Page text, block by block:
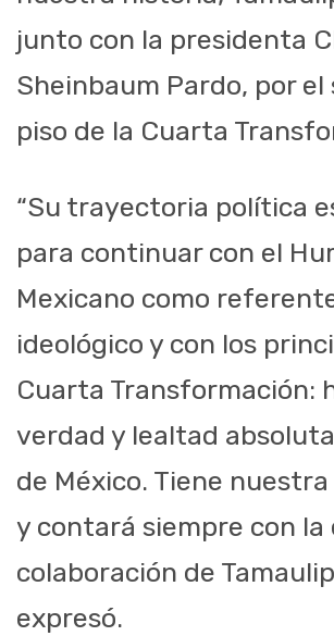
junto con la presidenta
Sheinbaum Pardo, por el
piso de la Cuarta
“Su trayectoria política
para continuar con el
Mexicano como
ideológico y con los
Cuarta Transformación:
verdad y lealtad
de México. Tiene
y contará siempre con
colaboración de
expresó.